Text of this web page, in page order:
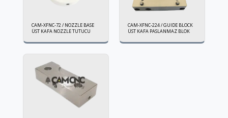
CAM-XFNC-72 / NOZZLE BASE
ÜST KAFA NOZZLE TUTUCU
CAM-XFNC-224 / GUIDE BLOCK
ÜST KAFA PASLANMAZ BLOK